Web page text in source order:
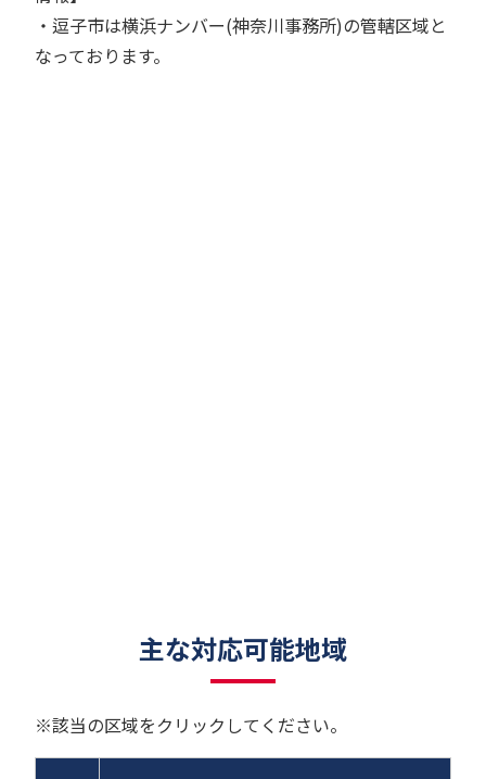
・逗子市は横浜ナンバー(神奈川事務所)の管轄区域と
なっております。
主な対応可能地域
※該当の区域をクリックしてください。